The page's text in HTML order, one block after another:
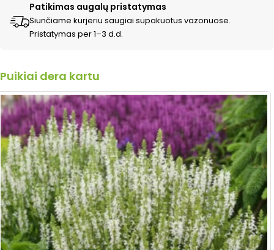
Patikimas augalų pristatymas
Siunčiame kurjeriu saugiai supakuotus vazonuose.
Pristatymas per 1–3 d.d.
Puikiai dera kartu